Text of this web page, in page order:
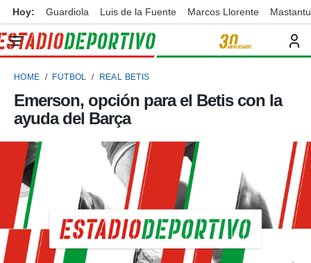
de
por
para
la
calidad.
a este
las
y
forma
digital
Hoy: Guardiola Luis de la Fuente Marcos Llorente
HOME FÚTBOL REAL BETIS
Emerson, opción para el Betis con la
ayuda del Barça